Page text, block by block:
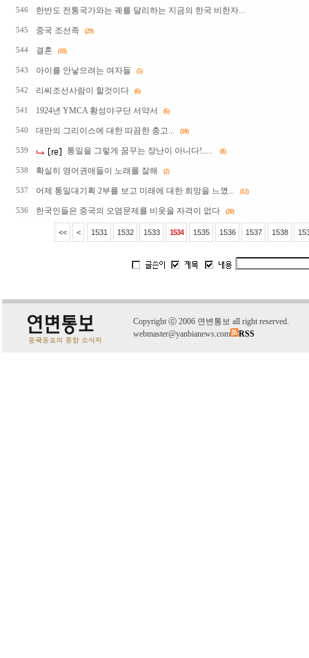
546 한반도 전통국가와는 궤를 달리하는 지금의 한국 비한자...
545 중국 조선족 (29)
544 결혼 (18)
543 아이를 안낳으려는 여자들 (5)
542 리씨조선사람이 할것이다 (6)
541 1924년 YMCA 황성야구단 서약서 (6)
540 대만의 그리이스에 대한 따끔한 충고... (10)
539 통일을 그렇게 꿈꾸는 장난이 아니다!..... (8)
538 확실히 영어권애들이 노래를 잘해 (2)
537 어제 통일대기획 2부를 보고 미래에 대한 희망을 느꼈... (12)
536 한국인들은 중국의 오염문제를 비웃을 자격이 없다 (20)
<< < 1531 1532 1533 1534 1535 1536 1537 1538
Copyright ⓒ 2006 연변통보 all right reserved.
webmaster@yanbianews.com
RSS